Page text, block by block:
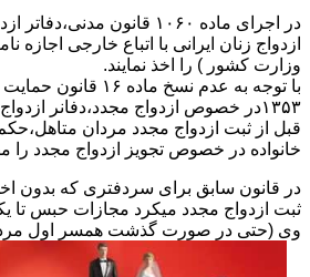
در اجرای ماده ۱۰۶۰ قانون
ازدواج زنان ایرانی با اتباع خارجی
وزارت کشور ) را اخذ نمایند.
با توجه به عدم نسخ
۱۳۵۳در خصوص ازدواج مجدد،دفانر
قبل از ثبت ازدواج مجدد مردان
خانواده در خصوص تجویز ازدواج مجدد را
در قانون سابق برای سردفتری که بدون
ثبت ازدواج مجدد میکرد مجازات حبس تا
وی (حتی در صورت گذشت همسر اول مرد